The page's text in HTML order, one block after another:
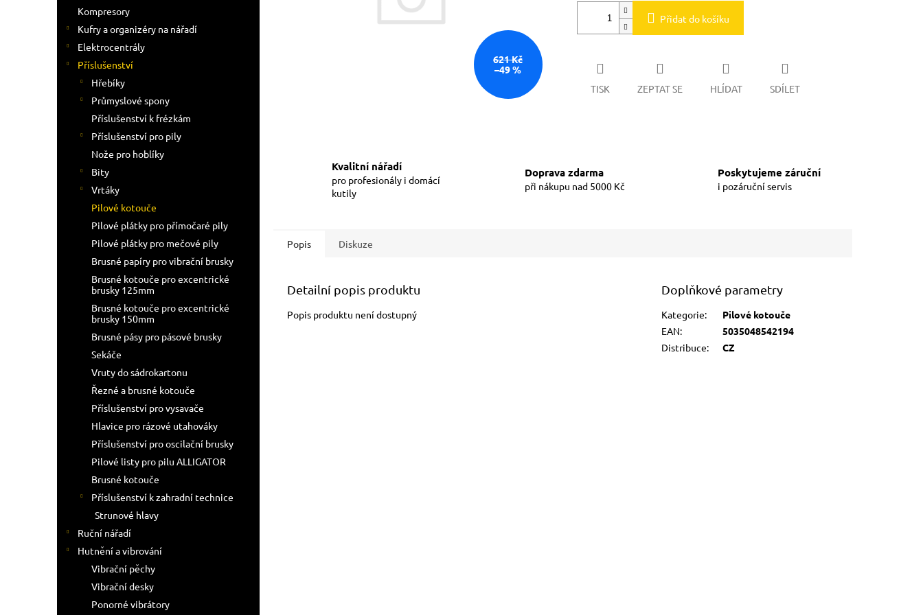
Kompresory
Kufry a organizéry na nářadí
Elektrocentrály
Příslušenství
Hřebíky
Průmyslové spony
Příslušenství k frézkám
Příslušenství pro pily
Nože pro hoblíky
Bity
Vrtáky
Pilové kotouče
Pilové plátky pro přímočaré pily
Pilové plátky pro mečové pily
Brusné papíry pro vibrační brusky
Brusné kotouče pro excentrické
brusky 125mm
Brusné kotouče pro excentrické
brusky 150mm
Brusné pásy pro pásové brusky
Sekáče
Vruty do sádrokartonu
Řezné a brusné kotouče
Příslušenství pro vysavače
Hlavice pro rázové utahováky
Příslušenství pro oscilační brusky
Pilové listy pro pilu ALLIGATOR
Brusné kotouče
Příslušenství k zahradní technice
Strunové hlavy
Ruční nářadí
Hutnění a vibrování
Vibrační pěchy
Vibrační desky
Ponorné vibrátory
621 Kč
–49 %
Přidat do košíku
TISK ZEPTAT SE HLÍDAT SDÍLET
Kvalitní nářadí
pro profesionály i domácí
kutily
Doprava zdarma
při nákupu nad 5000 Kč
Poskytujeme záruční
i pozáruční servis
Popis Diskuze
Detailní popis produktu
Popis produktu není dostupný
Doplňkové parametry
Kategorie:
Pilové kotouče
EAN:
5035048542194
Distribuce: CZ